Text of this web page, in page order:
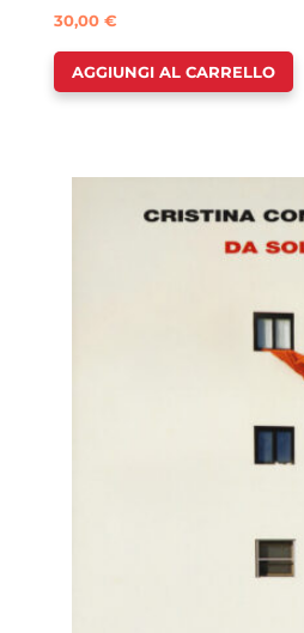
30,00€
AGGIUNGI AL CARRELLO